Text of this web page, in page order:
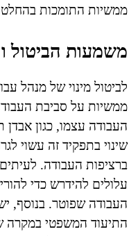
ממשיות התומכות
משמעות הביטול
לביטול מינוי של מנהל
ממשיות על סביבת
העבודה עצמו, כגון
שינוי בתפקיד זה עשוי
ברציפות העבודה.
עלולים להידרש כדי
העבודה שפוטר. בנוסף,
התיעוד המשפטי במקרה